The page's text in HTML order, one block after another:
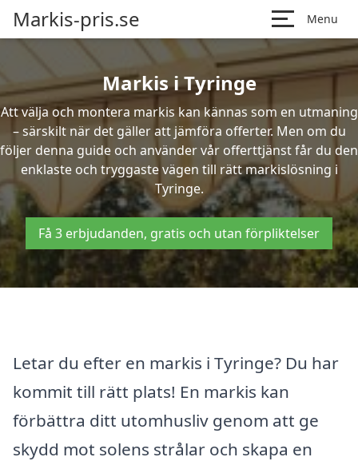
Markis-pris.se Menu
Markis i Tyringe
Att välja och montera markis kan kännas som en utmaning
– särskilt när det gäller att jämföra offerter. Men om du
följer denna guide och använder vår offerttjänst får du den
enklaste och tryggaste vägen till rätt markislösning i
Tyringe.
Få 3 erbjudanden, gratis och utan förpliktelser
Letar du efter en markis i Tyringe? Du har
kommit till rätt plats! En markis kan
förbättra ditt utomhusliv genom att ge
skydd mot solens strålar och skapa en